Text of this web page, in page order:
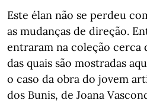
Este élan não se perdeu
as mudanças de direção.
entraram na coleção cerca
das quais são mostradas
o caso da obra do jovem
dos Bunis, de Joana